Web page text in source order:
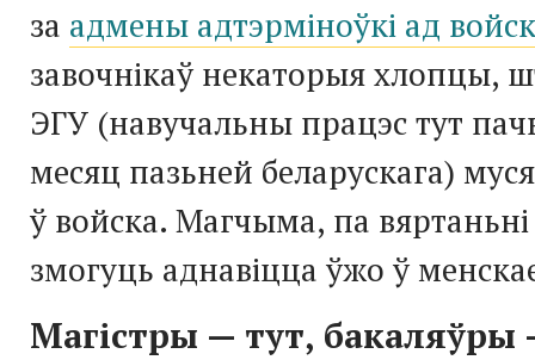
за адмены адтэрміноўкі ад
завочнікаў некаторыя хлопцы,
ЭГУ (навучальны працэс тут
месяц пазьней беларускага)
ў войска. Магчыма, па
змогуць аднавіцца ўжо ў
Магістры — тут,